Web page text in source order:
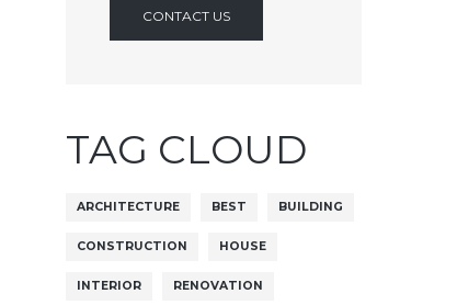
CONTACT US
TAG CLOUD
ARCHITECTURE BEST BUILDING
CONSTRUCTION HOUSE
INTERIOR RENOVATION